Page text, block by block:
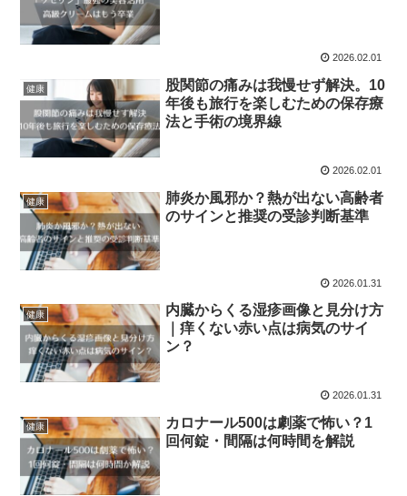
2026.02.01
健康
股関節の痛みは我慢せず解決。10
年後も旅行を楽しむための保存療
法と手術の境界線
2026.02.01
健康
肺炎か風邪か？熱が出ない高齢者
のサインと推奨の受診判断基準
2026.01.31
健康
内臓からくる湿疹画像と見分け方
｜痒くない赤い点は病気のサイ
ン？
2026.01.31
健康
カロナール500は劇薬で怖い？1
回何錠・間隔は何時間を解説